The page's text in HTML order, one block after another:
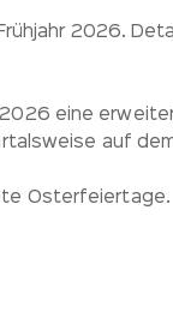
2026.
eine
auf
Osterfeiertage.